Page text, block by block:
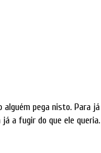
alguém pega nisto. Para já
a fugir do que ele queria.